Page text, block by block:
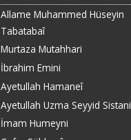
Allame Muhammed Hüseyin
Tabatabaî
Murtaza Mutahhari
İbrahim Emini
Ayetullah Hamaneî
Ayetullah Uzma Seyyid Sistani
İmam Humeyni